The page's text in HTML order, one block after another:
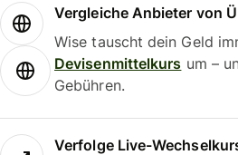
Vergleiche Anbieter von
Wise tauscht dein Geld
Devisenmittelkurs um –
Gebühren.
Verfolge Live-